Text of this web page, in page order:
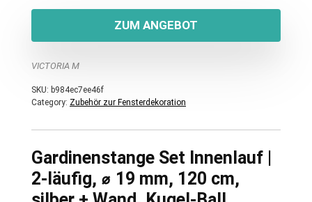
ZUM ANGEBOT
VICTORIA M
SKU: b984ec7ee46f
Category: Zubehör zur Fensterdekoration
Gardinenstange Set Innenlauf |
2-läufig, ⌀ 19 mm, 120 cm,